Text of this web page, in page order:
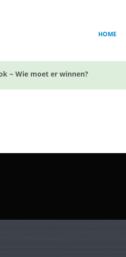
HOME
~ Wie moet er winnen?